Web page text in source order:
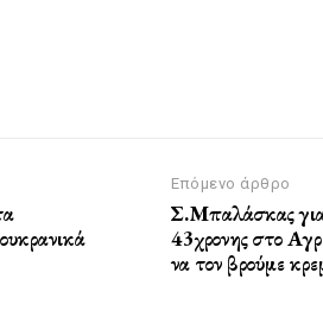
Επόμενο άρθρο
Σ.Μπαλάσκας
43χρονης στο
να τον βρούμε